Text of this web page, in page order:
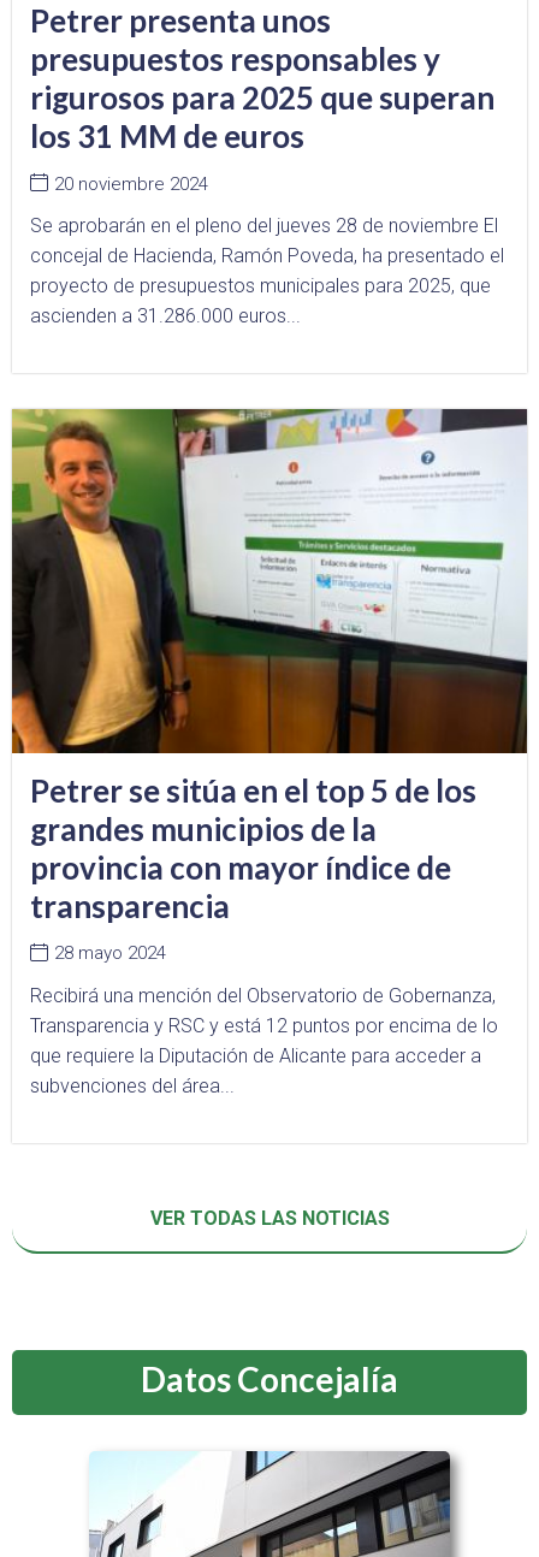
Petrer presenta unos
presupuestos responsables y
rigurosos para 2025 que superan
los 31 MM de euros
20 noviembre 2024
Se aprobarán en el pleno del jueves 28 de noviembre El
concejal de Hacienda, Ramón Poveda, ha presentado el
proyecto de presupuestos municipales para 2025, que
ascienden a 31.286.000 euros...
Petrer se sitúa en el top 5 de los
grandes municipios de la
provincia con mayor índice de
transparencia
28 mayo 2024
Recibirá una mención del Observatorio de Gobernanza,
Transparencia y RSC y está 12 puntos por encima de lo
que requiere la Diputación de Alicante para acceder a
subvenciones del área...
VER TODAS LAS NOTICIAS
Datos Concejalía